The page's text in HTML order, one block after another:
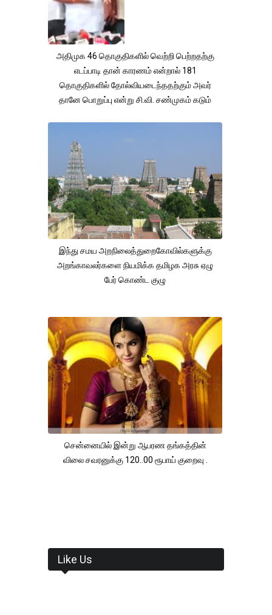
அதிமுக 46 தொகுதிகளில் வெற்றி பெற்றதற்கு
எடப்பாடி தான் காரணம் என்றால் 181
தொகுதிகளில் தோல்வியடைந்ததற்கும் அவர்
தானே பொறுப்பு என்று சி.வி. சண்முகம் கடும்
இந்து சமய அறநிலைத்துறைகோவில்களுக்கு
அறங்காவலர்களை நியமிக்க தமிழக அரசு ஏழு
பேர் கொண்ட குழு
சென்னையில் இன்று ஆபரண தங்கத்தின்
விலை சவரனுக்கு 120..00 ரூபாய் குறைவு .
Like Us